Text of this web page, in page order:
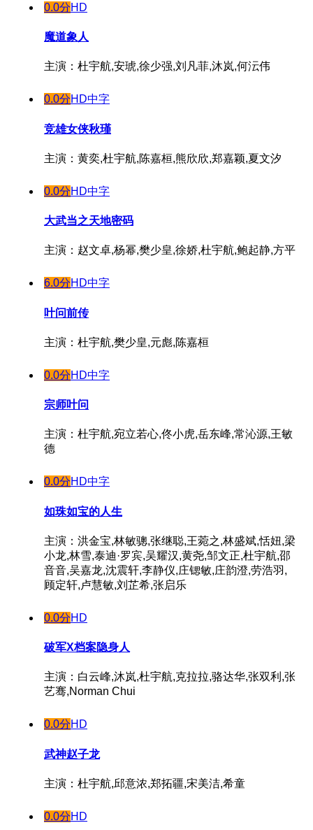
0.0分HD
魔道象人
主演：杜宇航,安琥,徐少强,刘凡菲,沐岚,何沄伟
0.0分HD中字
竞雄女侠秋瑾
主演：黄奕,杜宇航,陈嘉桓,熊欣欣,郑嘉颖,夏文汐
0.0分HD中字
大武当之天地密码
主演：赵文卓,杨幂,樊少皇,徐娇,杜宇航,鲍起静,方平
6.0分HD中字
叶问前传
主演：杜宇航,樊少皇,元彪,陈嘉桓
0.0分HD中字
宗师叶问
主演：杜宇航,宛立若心,佟小虎,岳东峰,常沁源,王敏
德
0.0分HD中字
如珠如宝的人生
主演：洪金宝,林敏骢,张继聪,王菀之,林盛斌,恬妞,梁
小龙,林雪,泰迪·罗宾,吴耀汉,黄尧,邹文正,杜宇航,邵
音音,吴嘉龙,沈震轩,李静仪,庄锶敏,庄韵澄,劳浩羽,
顾定轩,卢慧敏,刘芷希,张启乐
0.0分HD
破军X档案隐身人
主演：白云峰,沐岚,杜宇航,克拉拉,骆达华,张双利,张
艺骞,Norman Chui
0.0分HD
武神赵子龙
主演：杜宇航,邱意浓,郑拓疆,宋美洁,希童
0.0分HD